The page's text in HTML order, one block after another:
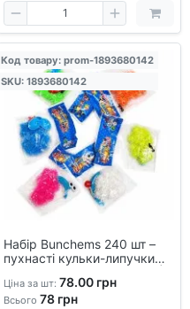
Набір Bunchems 240 шт –
пухнасті кульки-липучки
Конструктор для дітей |
Розвиваючі іграшки
Код товару: prom-1893680142
SKU: 1893680142
Ціна за шт: 78.00 грн
Всього 78 грн